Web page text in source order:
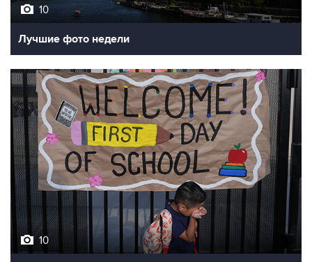
10
Лучшие фото недели
10